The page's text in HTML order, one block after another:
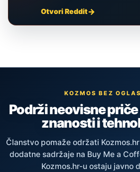
Otvori Reddit
KOZMOS BEZ
Podrži neovisne
znanosti i
Članstvo pomaže održati
dodatne sadržaje na Buy Me a
Kozmos.hr-u ostaju javno